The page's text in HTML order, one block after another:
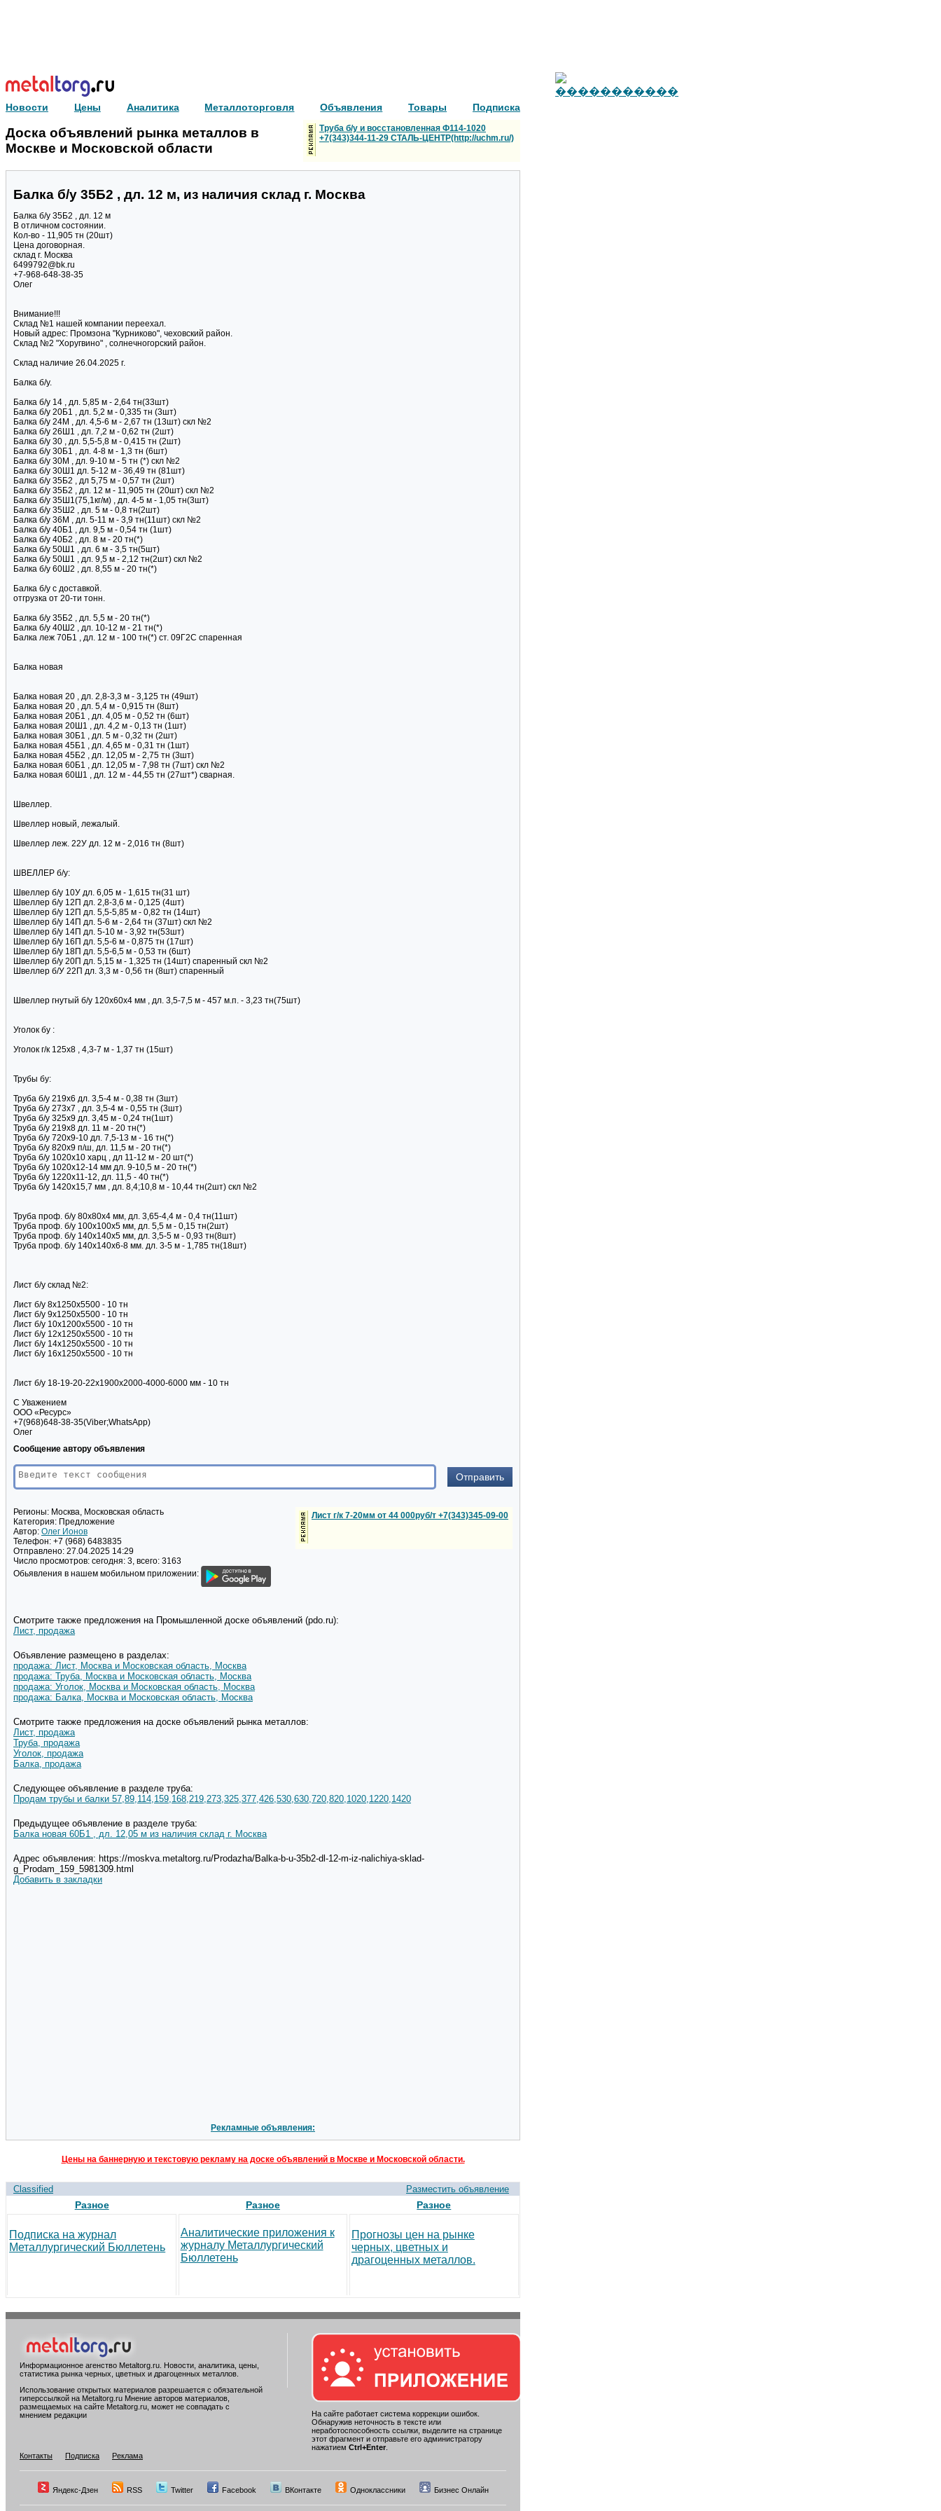
Новости Цены Аналитика Металлоторговля Объявления Товары Подписка
Доска объявлений рынка металлов в
Москве и Московской области
Труба б/у и восстановленная Ф114-1020
+7(343)344-11-29 СТАЛЬ-ЦЕНТР(http://uchm.ru/)
Балка б/у 35Б2 , дл. 12 м, из наличия склад г. Москва
Балка б/у 35Б2 , дл. 12 м
В отличном состоянии.
Кол-во - 11,905 тн (20шт)
Цена договорная.
склад г. Москва
6499792@bk.ru
+7-968-648-38-35
Олег
Внимание!!!
Склад №1 нашей компании переехал.
Новый адрес: Промзона "Курниково", чеховский район.
Склад №2 "Хоругвино" , солнечногорский район.
Склад наличие 26.04.2025 г.
Балка б/у.
Балка б/у 14 , дл. 5,85 м - 2,64 тн(33шт)
Балка б/у 20Б1 , дл. 5,2 м - 0,335 тн (3шт)
Балка б/у 24М , дл. 4,5-6 м - 2,67 тн (13шт) скл №2
Балка б/у 26Ш1 , дл. 7,2 м - 0,62 тн (2шт)
Балка б/у 30 , дл. 5,5-5,8 м - 0,415 тн (2шт)
Балка б/у 30Б1 , дл. 4-8 м - 1,3 тн (6шт)
Балка б/у 30М , дл. 9-10 м - 5 тн (*) скл №2
Балка б/у 30Ш1 дл. 5-12 м - 36,49 тн (81шт)
Балка б/у 35Б2 , дл 5,75 м - 0,57 тн (2шт)
Балка б/у 35Б2 , дл. 12 м - 11,905 тн (20шт) скл №2
Балка б/у 35Ш1(75,1кг/м) , дл. 4-5 м - 1,05 тн(3шт)
Балка б/у 35Ш2 , дл. 5 м - 0,8 тн(2шт)
Балка б/у 36М , дл. 5-11 м - 3,9 тн(11шт) скл №2
Балка б/у 40Б1 , дл. 9,5 м - 0,54 тн (1шт)
Балка б/у 40Б2 , дл. 8 м - 20 тн(*)
Балка б/у 50Ш1 , дл. 6 м - 3,5 тн(5шт)
Балка б/у 50Ш1 , дл. 9,5 м - 2,12 тн(2шт) скл №2
Балка б/у 60Ш2 , дл. 8,55 м - 20 тн(*)
Балка б/у с доставкой.
отгрузка от 20-ти тонн.
Балка б/у 35Б2 , дл. 5,5 м - 20 тн(*)
Балка б/у 40Ш2 , дл. 10-12 м - 21 тн(*)
Балка леж 70Б1 , дл. 12 м - 100 тн(*) ст. 09Г2С спаренная
Балка новая
Балка новая 20 , дл. 2,8-3,3 м - 3,125 тн (49шт)
Балка новая 20 , дл. 5,4 м - 0,915 тн (8шт)
Балка новая 20Б1 , дл. 4,05 м - 0,52 тн (6шт)
Балка новая 20Ш1 , дл. 4,2 м - 0,13 тн (1шт)
Балка новая 30Б1 , дл. 5 м - 0,32 тн (2шт)
Балка новая 45Б1 , дл. 4,65 м - 0,31 тн (1шт)
Балка новая 45Б2 , дл. 12,05 м - 2,75 тн (3шт)
Балка новая 60Б1 , дл. 12,05 м - 7,98 тн (7шт) скл №2
Балка новая 60Ш1 , дл. 12 м - 44,55 тн (27шт*) сварная.
Швеллер.
Швеллер новый, лежалый.
Швеллер леж. 22У дл. 12 м - 2,016 тн (8шт)
ШВЕЛЛЕР б/у:
Швеллер б/у 10У дл. 6,05 м - 1,615 тн(31 шт)
Швеллер б/у 12П дл. 2,8-3,6 м - 0,125 (4шт)
Швеллер б/у 12П дл. 5,5-5,85 м - 0,82 тн (14шт)
Швеллер б/у 14П дл. 5-6 м - 2,64 тн (37шт) скл №2
Швеллер б/у 14П дл. 5-10 м - 3,92 тн(53шт)
Швеллер б/у 16П дл. 5,5-6 м - 0,875 тн (17шт)
Швеллер б/у 18П дл. 5,5-6,5 м - 0,53 тн (6шт)
Швеллер б/у 20П дл. 5,15 м - 1,325 тн (14шт) спаренный скл №2
Швеллер б/У 22П дл. 3,3 м - 0,56 тн (8шт) спаренный
Швеллер гнутый б/у 120х60х4 мм , дл. 3,5-7,5 м - 457 м.п. - 3,23 тн(75шт)
Уголок бу :
Уголок г/к 125х8 , 4,3-7 м - 1,37 тн (15шт)
Трубы бу:
Труба б/у 219х6 дл. 3,5-4 м - 0,38 тн (3шт)
Труба б/у 273х7 , дл. 3,5-4 м - 0,55 тн (3шт)
Труба б/у 325х9 дл. 3,45 м - 0,24 тн(1шт)
Труба б/у 219х8 дл. 11 м - 20 тн(*)
Труба б/у 720х9-10 дл. 7,5-13 м - 16 тн(*)
Труба б/у 820х9 п/ш, дл. 11,5 м - 20 тн(*)
Труба б/у 1020х10 харц , дл 11-12 м - 20 шт(*)
Труба б/у 1020х12-14 мм дл. 9-10,5 м - 20 тн(*)
Труба б/у 1220х11-12, дл. 11,5 - 40 тн(*)
Труба б/у 1420х15,7 мм , дл. 8,4;10,8 м - 10,44 тн(2шт) скл №2
Труба проф. б/у 80х80х4 мм, дл. 3,65-4,4 м - 0,4 тн(11шт)
Труба проф. б/у 100х100х5 мм, дл. 5,5 м - 0,15 тн(2шт)
Труба проф. б/у 140х140х5 мм, дл. 3,5-5 м - 0,93 тн(8шт)
Труба проф. б/у 140х140х6-8 мм. дл. 3-5 м - 1,785 тн(18шт)
Лист б/у склад №2:
Лист б/у 8х1250х5500 - 10 тн
Лист б/у 9х1250х5500 - 10 тн
Лист б/у 10х1200х5500 - 10 тн
Лист б/у 12х1250х5500 - 10 тн
Лист б/у 14х1250х5500 - 10 тн
Лист б/у 16х1250х5500 - 10 тн
Лист б/у 18-19-20-22х1900х2000-4000-6000 мм - 10 тн
С Уважением
ООО «Ресурс»
+7(968)648-38-35(Viber;WhatsApp)
Олег
Сообщение автору объявления
Регионы: Москва, Московская область
Категория: Предложение
Автор: Олег Ионов
Телефон: +7 (968) 6483835
Отправлено: 27.04.2025 14:29
Число просмотров: сегодня: 3, всего: 3163
Обьявления в нашем мобильном приложении:
Лист г/к 7-20мм от 44 000руб/т +7(343)345-09-00
Смотрите также предложения на Промышленной доске объявлений (pdo.ru):
Лист, продажа
Объявление размещено в разделах:
продажа: Лист, Москва и Московская область, Москва
продажа: Труба, Москва и Московская область, Москва
продажа: Уголок, Москва и Московская область, Москва
продажа: Балка, Москва и Московская область, Москва
Смотрите также предложения на доске объявлений рынка металлов:
Лист, продажа
Труба, продажа
Уголок, продажа
Балка, продажа
Следующее объявление в разделе труба:
Продам трубы и балки 57,89,114,159,168,219,273,325,377,426,530,630,720,820,1020,1220,1420
Предыдущее объявление в разделе труба:
Балка новая 60Б1 , дл. 12,05 м из наличия склад г. Москва
Адрес объявления: https://moskva.metaltorg.ru/Prodazha/Balka-b-u-35b2-dl-12-m-iz-nalichiya-sklad-
g_Prodam_159_5981309.html
Добавить в закладки
Рекламные объявления:
Цены на баннерную и текстовую рекламу на доске объявлений в Москве и Московской области.
Classified Разместить объявление
Разное
Подписка на журнал
Металлургический Бюллетень
Разное
Аналитические приложения к
журналу Металлургический
Бюллетень
Разное
Прогнозы цен на рынке
черных, цветных и
драгоценных металлов.
Информационное агенство Metaltorg.ru. Новости, аналитика, цены,
статистика рынка черных, цветных и драгоценных металлов.
Использование открытых материалов разрешается с обязательной
гиперссылкой на Metaltorg.ru Мнение авторов материалов,
размещаемых на сайте Metaltorg.ru, может не совпадать с
мнением редакции
На сайте работает система коррекции ошибок.
Обнаружив неточность в тексте или
неработоспособность ссылки, выделите на странице
этот фрагмент и отправьте его администратору
нажатием Ctrl+Enter
Контакты
Подписка Реклама
Яндекс-Дзен RSS Twitter Facebook ВКонтакте Одноклассники Бизнес Онлайн